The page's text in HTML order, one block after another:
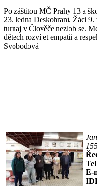
Po záštitou MČ Prahy 13 a
23. ledna Deskohraní. Žáci
turnaj v Člověče nezlob se.
dětech rozvíjet empatii a
Svobodová
E-